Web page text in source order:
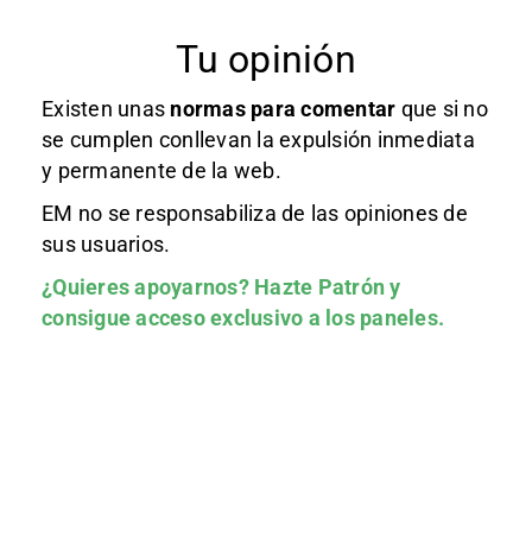
Tu opinión
Existen unas normas para comentar que si no
se cumplen conllevan la expulsión inmediata
y permanente de la web.
EM no se responsabiliza de las opiniones de
sus usuarios.
¿Quieres apoyarnos? Hazte Patróny
consigue acceso exclusivo a los paneles.